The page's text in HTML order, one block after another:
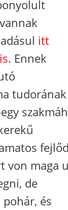
itt
. Ennek
von maga
de
és